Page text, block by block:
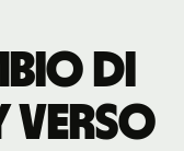
di
verso